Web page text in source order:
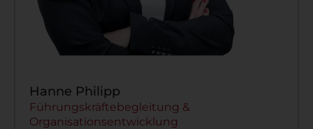
Hanne Philipp
Führungskräftebegleitung &
Organisationsentwicklung